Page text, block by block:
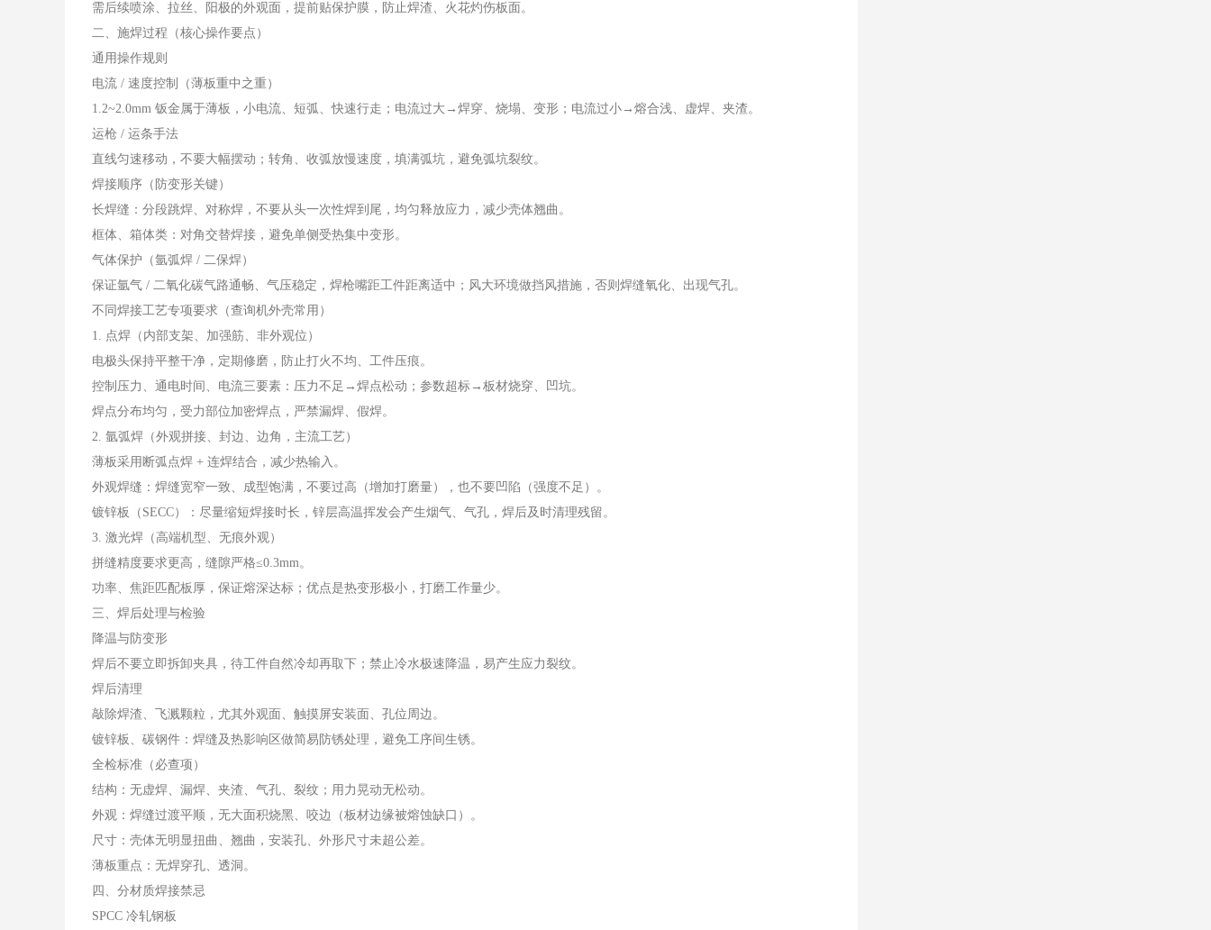
需后续喷涂、拉丝、阳极的外观面，提前贴保护膜，防止焊渣、火花灼伤板面。
二、施焊过程（核心操作要点）
通用操作规则
电流 / 速度控制（薄板重中之重）
1.2~2.0mm 钣金属于薄板，小电流、短弧、快速行走；电流过大→焊穿、烧塌、变形；电流过小→熔合浅、虚焊、夹渣。
运枪 / 运条手法
直线匀速移动，不要大幅摆动；转角、收弧放慢速度，填满弧坑，避免弧坑裂纹。
焊接顺序（防变形关键）
长焊缝：分段跳焊、对称焊，不要从头一次性焊到尾，均匀释放应力，减少壳体翘曲。
框体、箱体类：对角交替焊接，避免单侧受热集中变形。
气体保护（氩弧焊 / 二保焊）
保证氩气 / 二氧化碳气路通畅、气压稳定，焊枪嘴距工件距离适中；风大环境做挡风措施，否则焊缝氧化、出现气孔。
不同焊接工艺专项要求（查询机外壳常用）
1. 点焊（内部支架、加强筋、非外观位）
电极头保持平整干净，定期修磨，防止打火不均、工件压痕。
控制压力、通电时间、电流三要素：压力不足→焊点松动；参数超标→板材烧穿、凹坑。
焊点分布均匀，受力部位加密焊点，严禁漏焊、假焊。
2. 氩弧焊（外观拼接、封边、边角，主流工艺）
薄板采用断弧点焊 + 连焊结合，减少热输入。
外观焊缝：焊缝宽窄一致、成型饱满，不要过高（增加打磨量），也不要凹陷（强度不足）。
镀锌板（SECC）：尽量缩短焊接时长，锌层高温挥发会产生烟气、气孔，焊后及时清理残留。
3. 激光焊（高端机型、无痕外观）
拼缝精度要求更高，缝隙严格≤0.3mm。
功率、焦距匹配板厚，保证熔深达标；优点是热变形极小，打磨工作量少。
三、焊后处理与检验
降温与防变形
焊后不要立即拆卸夹具，待工件自然冷却再取下；禁止冷水极速降温，易产生应力裂纹。
焊后清理
敲除焊渣、飞溅颗粒，尤其外观面、触摸屏安装面、孔位周边。
镀锌板、碳钢件：焊缝及热影响区做简易防锈处理，避免工序间生锈。
全检标准（必查项）
结构：无虚焊、漏焊、夹渣、气孔、裂纹；用力晃动无松动。
外观：焊缝过渡平顺，无大面积烧黑、咬边（板材边缘被熔蚀缺口）。
尺寸：壳体无明显扭曲、翘曲，安装孔、外形尺寸未超公差。
薄板重点：无焊穿孔、透洞。
四、分材质焊接禁忌
SPCC 冷轧钢板